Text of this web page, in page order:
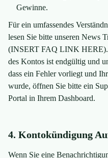
Gewinne.
Für ein umfassendes
lesen Sie bitte unseren News
(INSERT FAQ LINK HERE).
des Kontos ist endgültig und
dass ein Fehler vorliegt und
wurde, öffnen Sie bitte ein
Portal in Ihrem Dashboard.
4. Kontokündigung
Wenn Sie eine